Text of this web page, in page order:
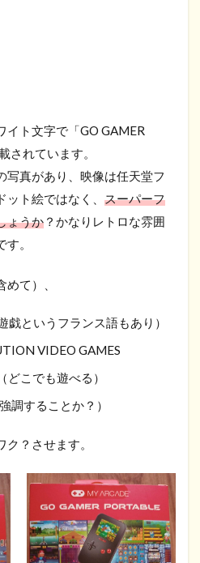
イト文字で「GO GAMER
されています。
写真があり、映像は任天堂フ
ト絵ではなく、 スーパーフ
ょうか ？かなりレトロな雰囲
す。
て）、
戯というフランス語もあり）
VIDEO GAMES
こでも遊べる）
調することか？）
？させます。